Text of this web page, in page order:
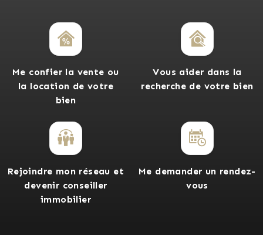
Me confier la vente ou
la location de votre
bien
Vous aider dans la
recherche de votre bien
Rejoindre mon réseau et
devenir conseiller
immobilier
Me demander un rendez-
vous